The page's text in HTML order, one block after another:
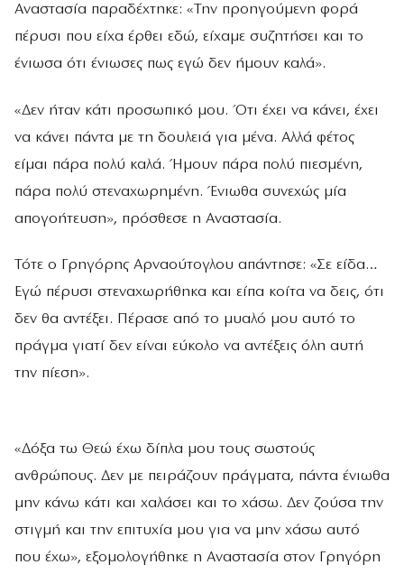
Αναστασία παραδέχτηκε: «Την προηγούμενη φορά
πέρυσι που είχα έρθει εδώ, είχαμε συζητήσει και το
ένιωσα ότι ένιωσες πως εγώ δεν ήμουν καλά».
«Δεν ήταν κάτι προσωπικό μου. Ότι έχει να κάνει, έχει
να κάνει πάντα με τη δουλειά για μένα. Αλλά φέτος
είμαι πάρα πολύ καλά. Ήμουν πάρα πολύ πιεσμένη,
πάρα πολύ στεναχωρημένη. Ένιωθα συνεχώς μία
απογοήτευση», πρόσθεσε η Αναστασία.
Τότε ο Γρηγόρης Αρναούτογλου απάντησε: «Σε είδα…
Εγώ πέρυσι στεναχωρήθηκα και είπα κοίτα να δεις, ότι
δεν θα αντέξει. Πέρασε από το μυαλό μου αυτό το
πράγμα γιατί δεν είναι εύκολο να αντέξεις όλη αυτή
την πίεση».
«Δόξα τω Θεώ έχω δίπλα μου τους σωστούς
ανθρώπους. Δεν με πειράζουν πράγματα, πάντα ένιωθα
μην κάνω κάτι και χαλάσει και το χάσω. Δεν ζούσα την
στιγμή και την επιτυχία μου για να μην χάσω αυτό
που έχω», εξομολογήθηκε η Αναστασία στον Γρηγόρη